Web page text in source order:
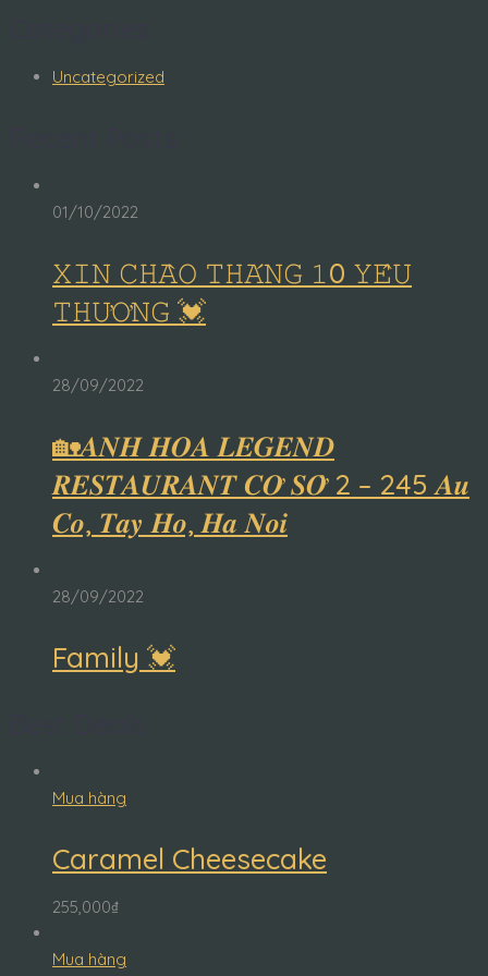
Uncategorized
01/10/2022
𝚇𝙸𝙽 𝙲𝙷𝙰̀𝙾 𝚃𝙷𝙰́𝙽𝙶 𝟷0 𝚈𝙴̂𝚄
𝚃𝙷𝚄̛𝙾̛𝙽𝙶 💓
28/09/2022
🏡𝑨𝑵𝑯 𝑯𝑶𝑨 𝑳𝑬𝑮𝑬𝑵𝑫
𝑹𝑬𝑺𝑻𝑨𝑼𝑹𝑨𝑵𝑻 𝑪𝑶̛ 𝑺𝑶̛̉ 2 – 245 𝑨𝒖
𝑪𝒐, 𝑻𝒂𝒚 𝑯𝒐, 𝑯𝒂 𝑵𝒐𝒊
28/09/2022
Family 💓
Mua hàng
Caramel Cheesecake
255,000₫
Mua hàng